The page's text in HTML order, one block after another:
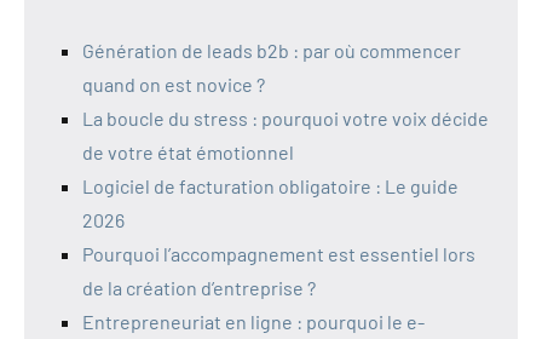
Génération de leads b2b : par où commencer
quand on est novice ?
La boucle du stress : pourquoi votre voix décide
de votre état émotionnel
Logiciel de facturation obligatoire : Le guide
2026
Pourquoi l’accompagnement est essentiel lors
de la création d’entreprise ?
Entrepreneuriat en ligne : pourquoi le e-